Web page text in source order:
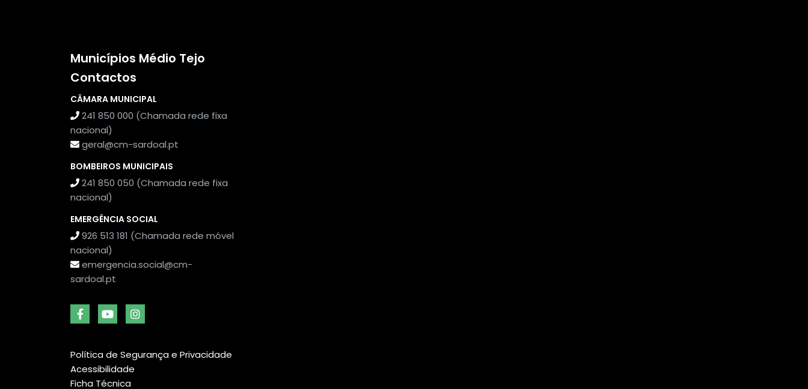
Municípios Médio Tejo
Contactos
CÂMARA MUNICIPAL
241 850 000 (Chamada rede fixa
nacional)
geral@cm-sardoal.pt
BOMBEIROS MUNICIPAIS
241 850 050 (Chamada rede fixa
nacional)
EMERGÊNCIA SOCIAL
926 513 181 (Chamada rede móvel
nacional)
emergencia.social@cm-
sardoal.pt
Política de Segurança e Privacidade
Acessibilidade
Ficha Técnica